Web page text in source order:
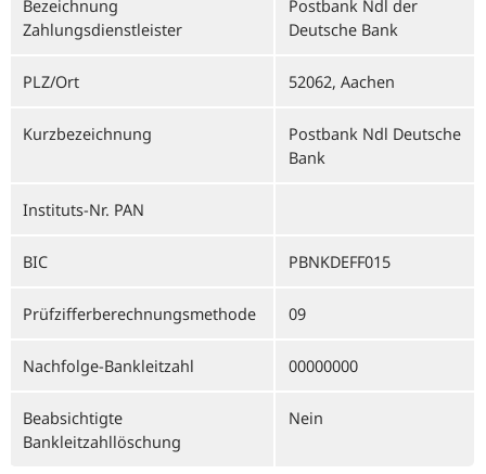
Bezeichnung
Zahlungsdienstleister
Postbank Ndl der
Deutsche Bank
PLZ/Ort 52062, Aachen
Kurzbezeichnung
Postbank Ndl Deutsche
Bank
Instituts-Nr. PAN
BIC PBNKDEFF015
Prüfzifferberechnungsmethode 09
Nachfolge-Bankleitzahl 00000000
Beabsichtigte
Bankleitzahllöschung
Nein